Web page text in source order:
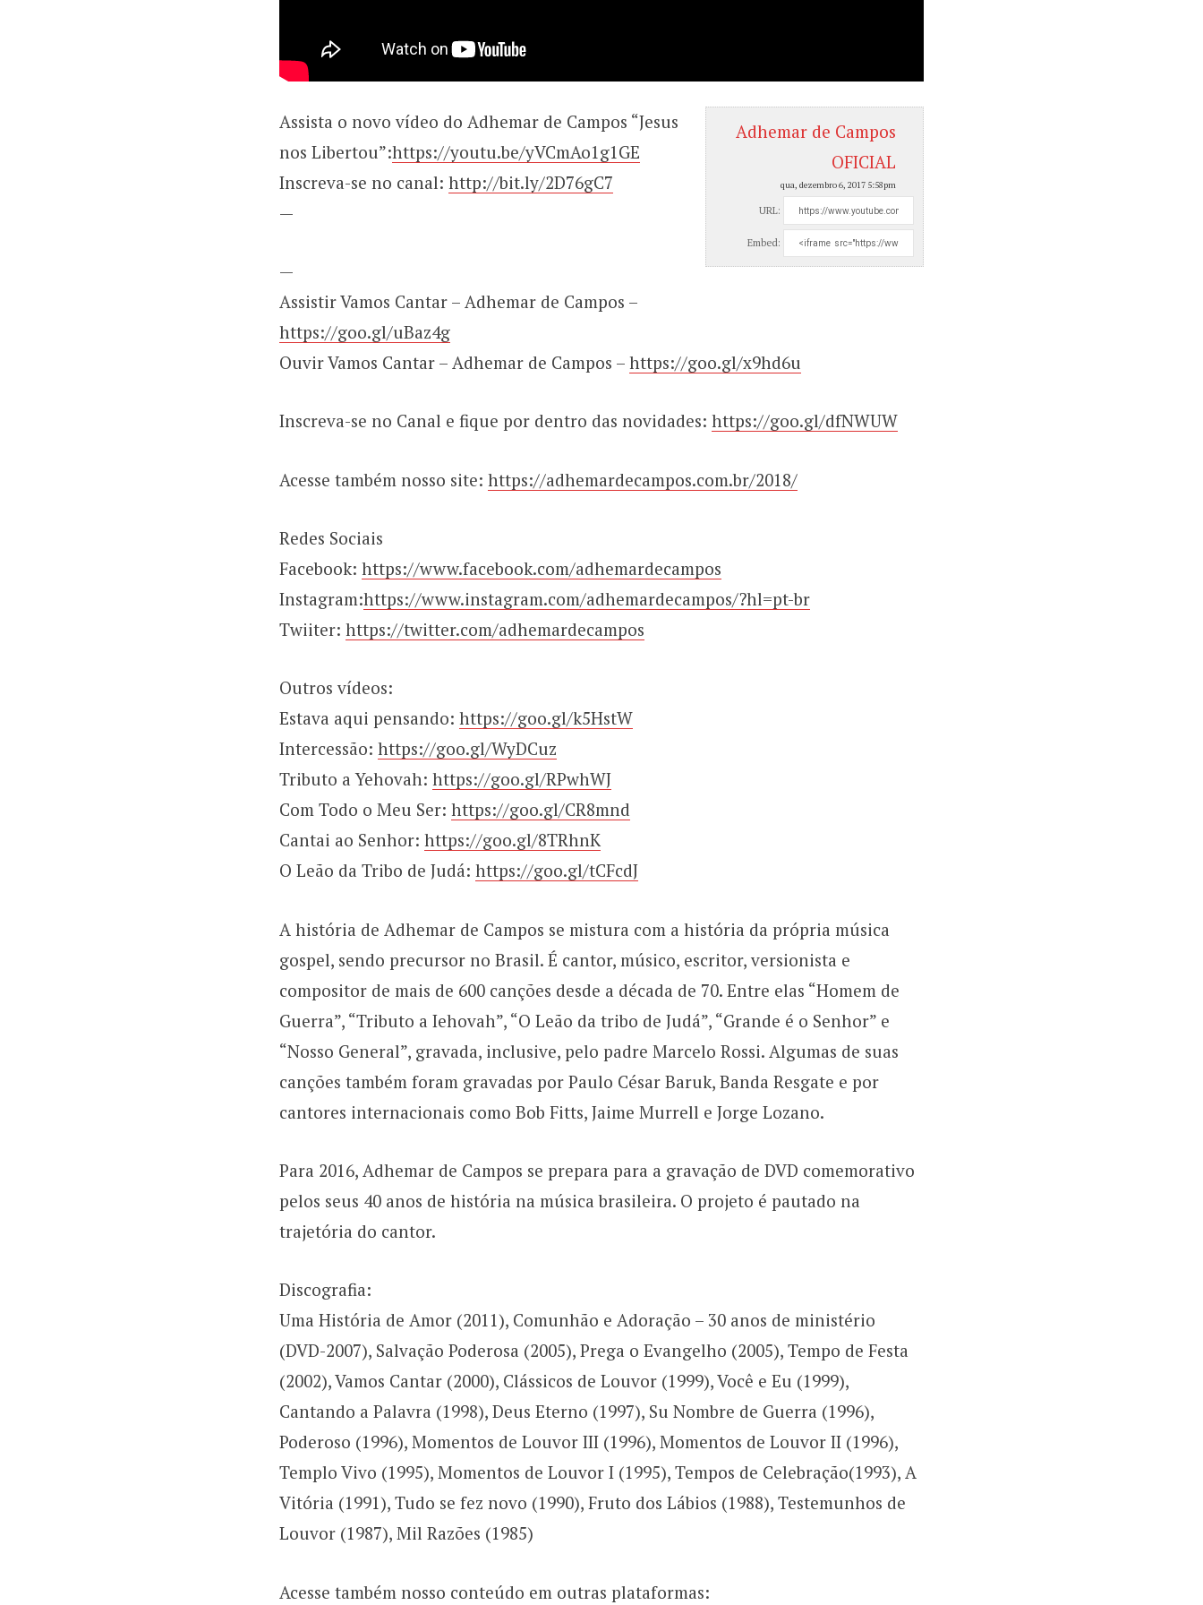
Adhemar de Campos
OFICIAL
qua, dezembro 6, 2017 5:58pm
URL:
Embed:
Assista o novo vídeo do Adhemar de Campos “Jesus
nos Libertou”:https://youtu.be/yVCmAo1g1GE
Inscreva-se no canal: http://bit.ly/2D76gC7
—
—
Assistir Vamos Cantar – Adhemar de Campos –
https://goo.gl/uBaz4g
Ouvir Vamos Cantar – Adhemar de Campos – https://goo.gl/x9hd6u
Inscreva-se no Canal e fique por dentro das novidades: https://goo.gl/dfNWUW
Acesse também nosso site: https://adhemardecampos.com.br/2018/
Redes Sociais
Facebook: https://www.facebook.com/adhemardecampos
Instagram:https://www.instagram.com/adhemardecampos/?hl=pt-br
Twiiter: https://twitter.com/adhemardecampos
Outros vídeos:
Estava aqui pensando: https://goo.gl/k5HstW
Intercessão: https://goo.gl/WyDCuz
Tributo a Yehovah: https://goo.gl/RPwhWJ
Com Todo o Meu Ser: https://goo.gl/CR8mnd
Cantai ao Senhor: https://goo.gl/8TRhnK
O Leão da Tribo de Judá: https://goo.gl/tCFcdJ
A história de Adhemar de Campos se mistura com a história da própria música
gospel, sendo precursor no Brasil. É cantor, músico, escritor, versionista e
compositor de mais de 600 canções desde a década de 70. Entre elas “Homem de
Guerra”, “Tributo a Iehovah”, “O Leão da tribo de Judá”, “Grande é o Senhor” e
“Nosso General”, gravada, inclusive, pelo padre Marcelo Rossi. Algumas de suas
canções também foram gravadas por Paulo César Baruk, Banda Resgate e por
cantores internacionais como Bob Fitts, Jaime Murrell e Jorge Lozano.
Para 2016, Adhemar de Campos se prepara para a gravação de DVD comemorativo
pelos seus 40 anos de história na música brasileira. O projeto é pautado na
trajetória do cantor.
Discografia:
Uma História de Amor (2011), Comunhão e Adoração – 30 anos de ministério
(DVD-2007), Salvação Poderosa (2005), Prega o Evangelho (2005), Tempo de Festa
(2002), Vamos Cantar (2000), Clássicos de Louvor (1999), Você e Eu (1999),
Cantando a Palavra (1998), Deus Eterno (1997), Su Nombre de Guerra (1996),
Poderoso (1996), Momentos de Louvor III (1996), Momentos de Louvor II (1996),
Templo Vivo (1995), Momentos de Louvor I (1995), Tempos de Celebração(1993), A
Vitória (1991), Tudo se fez novo (1990), Fruto dos Lábios (1988), Testemunhos de
Louvor (1987), Mil Razões (1985)
Acesse também nosso conteúdo em outras plataformas: